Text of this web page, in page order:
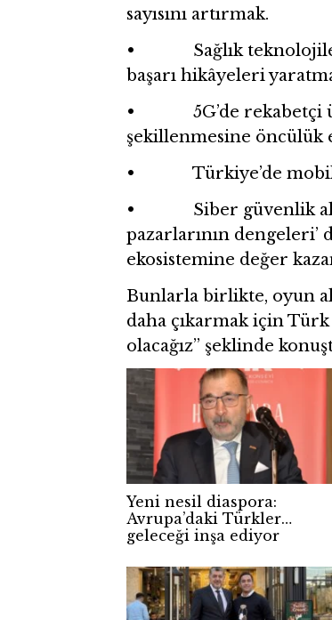
sayısını artırmak.
• Sağlık teknolojileri
başarı hikâyeleri
• 5G’de rekabetçi
şekillenmesine öncülük
• Türkiye’de mobil
• Siber güvenlik
pazarlarının
ekosistemine değer
Bunlarla birlikte, oyun
daha çıkarmak için
olacağız” şeklinde
Yeni nesil diaspora:
Avrupa’daki Türkler
geleceği inşa ediyor